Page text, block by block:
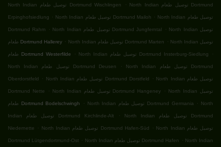
North Indian توصيل طعام Dortmund Wischlingen . North Indian توصيل طعام Dortmund
Erpinghofsiedlung . North Indian توصيل طعام Dortmund Mailoh . North Indian توصيل طعام
Dortmund Rahm . North Indian توصيل طعام Dortmund Jungferntal . North Indian توصيل
طعام Dortmund Hallerey . North Indian توصيل طعام Dortmund Marten . North Indian توصيل
طعام Dortmund Westerfilde . North Indian توصيل طعام Dortmund Insterburg-Siedlung .
North Indian توصيل طعام Dortmund Deusen . North Indian توصيل طعام Dortmund
Oberdorstfeld . North Indian توصيل طعام Dortmund Dorstfeld . North Indian توصيل طعام
Dortmund Nette . North Indian توصيل طعام Dortmund Hangeney . North Indian توصيل
طعام Dortmund Bodelschwingh . North Indian توصيل طعام Dortmund Germania . North
Indian توصيل طعام Dortmund Kirchlinde-Alt . North Indian توصيل طعام Dortmund
Niedernette . North Indian توصيل طعام Dortmund Hafen-Süd . North Indian توصيل طعام
Dortmund Lütgendortmund-Ost . North Indian توصيل طعام Dortmund Hafen . North Indian